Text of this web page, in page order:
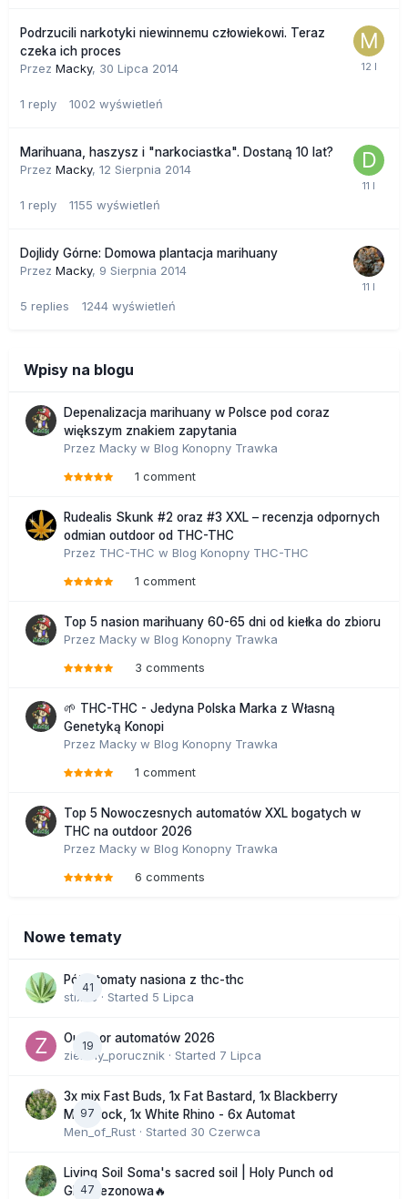
Podrzucili narkotyki niewinnemu człowiekowi. Teraz
czeka ich proces
Przez Macky, 30 Lipca 2014
1 reply 1002 wyświetleń
Marihuana, haszysz i "narkociastka". Dostaną 10 lat?
Przez Macky, 12 Sierpnia 2014
1 reply 1155 wyświetleń
Dojlidy Górne: Domowa plantacja marihuany
Przez Macky, 9 Sierpnia 2014
5 replies 1244 wyświetleń
Wpisy na blogu
Depenalizacja marihuany w Polsce pod coraz
większym znakiem zapytania
Przez Macky w Blog Konopny Trawka
1 comment
Rudealis Skunk #2 oraz #3 XXL – recenzja odpornych
odmian outdoor od THC-THC
Przez THC-THC w Blog Konopny THC-THC
1 comment
Top 5 nasion marihuany 60-65 dni od kiełka do zbioru
Przez Macky w Blog Konopny Trawka
3 comments
🌱 THC-THC - Jedyna Polska Marka z Własną
Genetyką Konopi
Przez Macky w Blog Konopny Trawka
1 comment
Top 5 Nowoczesnych automatów XXL bogatych w
THC na outdoor 2026
Przez Macky w Blog Konopny Trawka
6 comments
Nowe tematy
41
Półautomaty nasiona z thc-thc
stix33 · Started 5 Lipca
19
Outdoor automatów 2026
zielony_porucznik · Started 7 Lipca
97
3x mix Fast Buds, 1x Fat Bastard, 1x Blackberry
Moonrock, 1x White Rhino - 6x Automat
Men_of_Rust · Started 30 Czerwca
47
Living Soil Soma's sacred soil | Holy Punch od
GHS sezonowa🔥